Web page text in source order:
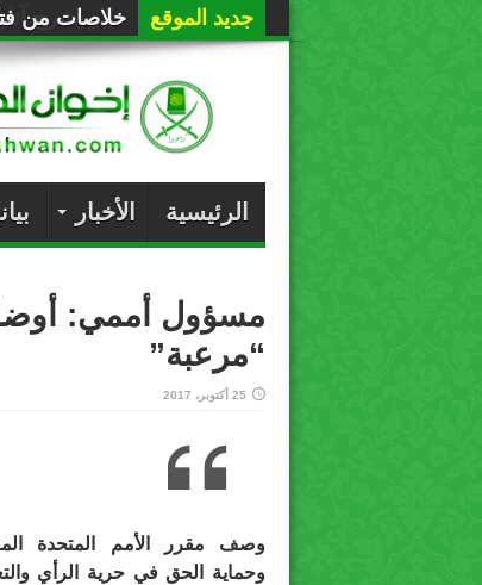
جديد الموقع خلاصات من
الرئيسية الأخبار
مسؤول أممي:
“مرعبة”
25 أكتوبر، 2017
وصف مقرر الأمم المتحدة
وحماية الحق في حرية الرأي